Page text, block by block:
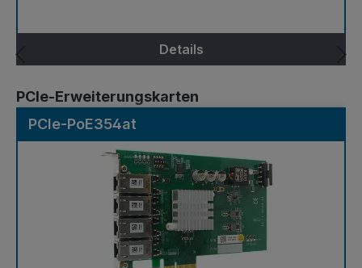
Details
Produktgalerie überspringen
PCIe-Erweiterungskarten
PCIe-PoE354at